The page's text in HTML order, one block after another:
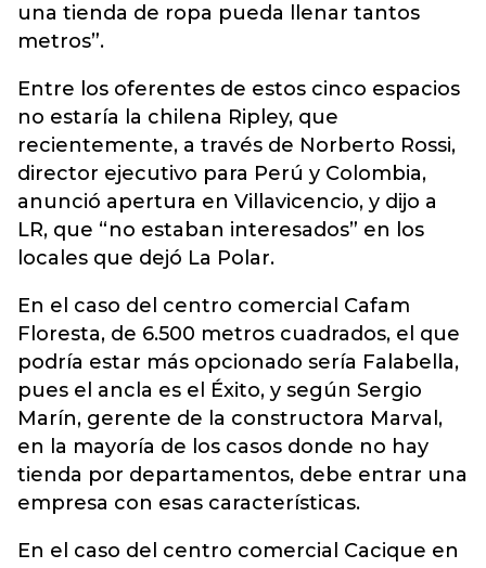
una tienda de ropa pueda llenar tantos
metros”.
Entre los oferentes de estos cinco espacios
no estaría la chilena Ripley, que
recientemente, a través de Norberto Rossi,
director ejecutivo para Perú y Colombia,
anunció apertura en Villavicencio, y dijo a
LR, que “no estaban interesados” en los
locales que dejó La Polar.
En el caso del centro comercial Cafam
Floresta, de 6.500 metros cuadrados, el que
podría estar más opcionado sería Falabella,
pues el ancla es el Éxito, y según Sergio
Marín, gerente de la constructora Marval,
en la mayoría de los casos donde no hay
tienda por departamentos, debe entrar una
empresa con esas características.
En el caso del centro comercial Cacique en